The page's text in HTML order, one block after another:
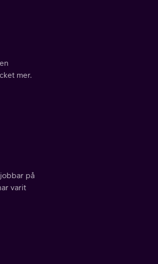
mer.
på
varit